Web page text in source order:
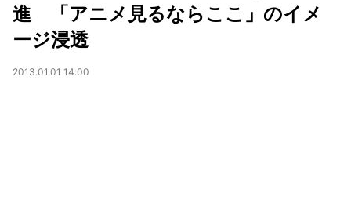
進 「アニメ見るならここ」のイメ
ージ浸透
2013.01.01 14:00